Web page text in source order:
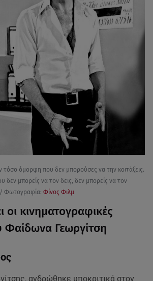
όμορφη που δεν μπορούσες να την κοιτάξεις.
δεν μπορείς να τον δεις, δεν μπορείς να τον
/ Φωτογραφία: Φίνος Φιλμ
οι κινηματογραφικές
Φαίδωνα Γεωργίτση
ανδρώθηκε υποκριτικά στον